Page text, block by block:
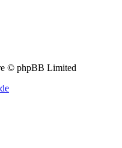
© phpBB Limited